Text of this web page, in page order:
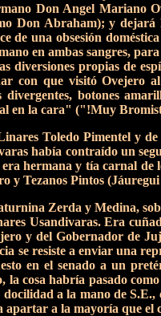
Don Angel Mariano
Don Abraham); y
de una obsesión
en ambas sangres,
diversiones propias de
con que visitó Ovejero
botones
en la cara" ("!Muy
Toledo Pimentel y
había contraído un
hermana y tía carnal de
y Tezanos Pintos
Zerda y Medina,
Usandivaras. Era
y del Gobernador de
se resiste a enviar una
en el senado a un
cosa habría pasado
a la mano de
apartar a la mayoría que